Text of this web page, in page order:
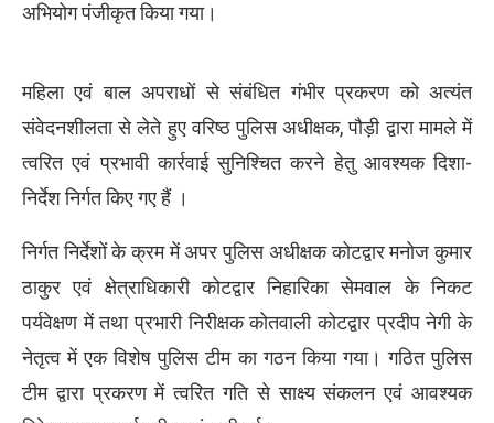
अभियोग पंजीकृत किया गया।
महिला एवं बाल अपराधों से संबंधित गंभीर प्रकरण को अत्यंत
संवेदनशीलता से लेते हुए वरिष्ठ पुलिस अधीक्षक, पौड़ी द्वारा मामले में
त्वरित एवं प्रभावी कार्रवाई सुनिश्चित करने हेतु आवश्यक दिशा-
निर्देश निर्गत किए गए हैं ।
निर्गत निर्देशों के क्रम में अपर पुलिस अधीक्षक कोटद्वार मनोज कुमार
ठाकुर एवं क्षेत्राधिकारी कोटद्वार निहारिका सेमवाल के निकट
पर्यवेक्षण में तथा प्रभारी निरीक्षक कोतवाली कोटद्वार प्रदीप नेगी के
नेतृत्व में एक विशेष पुलिस टीम का गठन किया गया। गठित पुलिस
टीम द्वारा प्रकरण में त्वरित गति से साक्ष्य संकलन एवं आवश्यक